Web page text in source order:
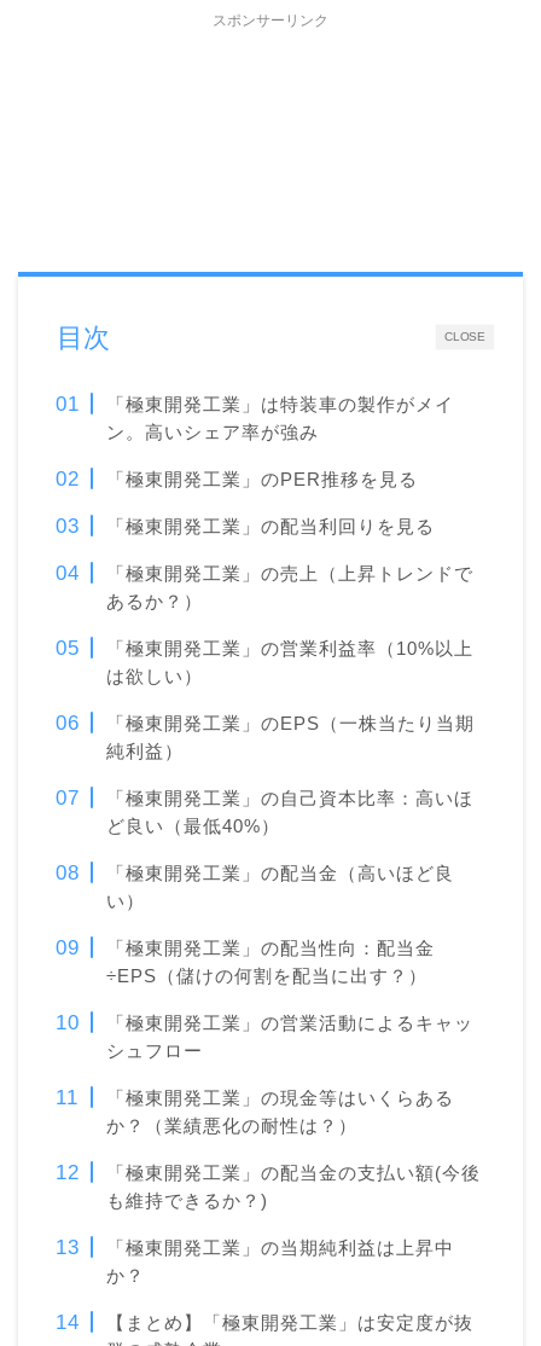
スポンサーリンク
CLOSE
目次
「極東開発工業」は特装車の製作がメイ
ン。高いシェア率が強み
「極東開発工業」のPER推移を見る
「極東開発工業」の配当利回りを見る
「極東開発工業」の売上（上昇トレンドで
あるか？）
「極東開発工業」の営業利益率（10%以上
は欲しい）
「極東開発工業」のEPS（一株当たり当期
純利益）
「極東開発工業」の自己資本比率：高いほ
ど良い（最低40%）
「極東開発工業」の配当金（高いほど良
い）
「極東開発工業」の配当性向：配当金
÷EPS（儲けの何割を配当に出す？）
「極東開発工業」の営業活動によるキャッ
シュフロー
「極東開発工業」の現金等はいくらある
か？（業績悪化の耐性は？）
「極東開発工業」の配当金の支払い額(今後
も維持できるか？)
「極東開発工業」の当期純利益は上昇中
か？
【まとめ】「極東開発工業」は安定度が抜